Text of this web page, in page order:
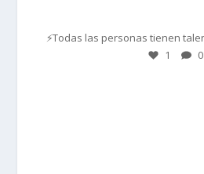
⚡Todas las personas tienen
1 0